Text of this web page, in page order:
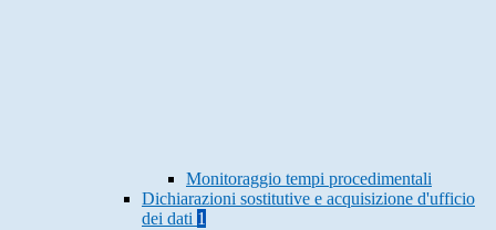
Monitoraggio tempi procedimentali
Dichiarazioni sostitutive e acquisizione d'ufficio
dei dati 1